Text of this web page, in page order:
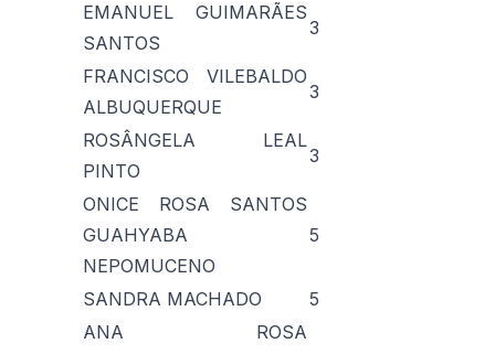
EMANUEL GUIMARÃES
SANTOS
3
FRANCISCO VILEBALDO
ALBUQUERQUE
3
ROSÂNGELA LEAL
PINTO
3
ONICE ROSA SANTOS
GUAHYABA
NEPOMUCENO
5
SANDRA MACHADO
5
ANA ROSA